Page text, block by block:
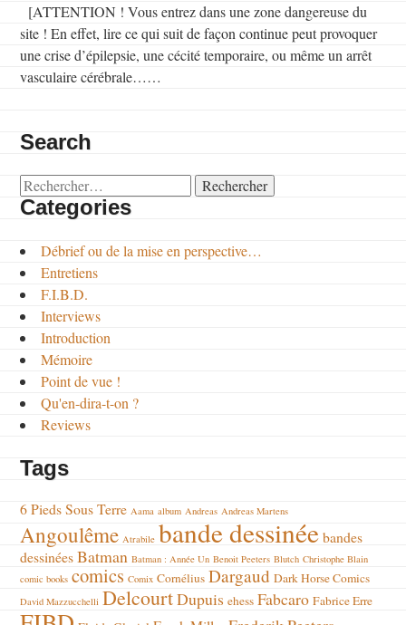
[ATTENTION ! Vous entrez dans une zone dangereuse du
site ! En effet, lire ce qui suit de façon continue peut provoquer
une crise d’épilepsie, une cécité temporaire, ou même un arrêt
vasculaire cérébrale……
Search
Rechercher :
Categories
Débrief ou de la mise en perspective…
Entretiens
F.I.B.D.
Interviews
Introduction
Mémoire
Point de vue !
Qu'en-dira-t-on ?
Reviews
Tags
6 Pieds Sous Terre Aama album Andreas Andreas Martens
Angoulême Atrabile bande dessinéebandes
dessinéesBatman Batman : Année Un Benoit Peeters Blutch Christophe Blain
comic books comics Comix Cornélius Dargaud Dark Horse Comics
David Mazzucchelli DelcourtDupuis ehess Fabcaro Fabrice Erre